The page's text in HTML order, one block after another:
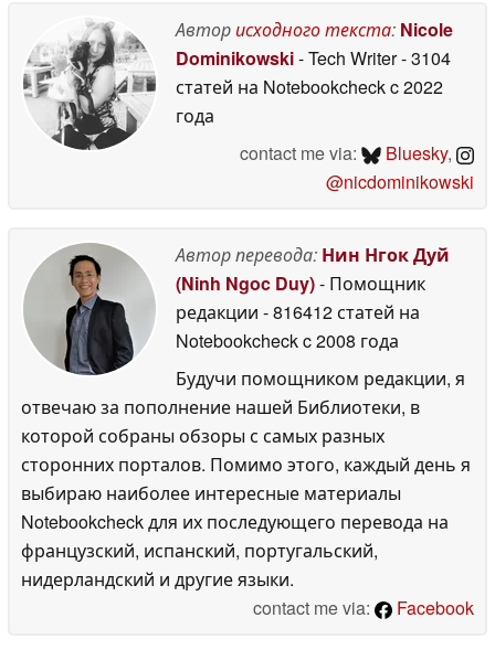
Авторисходного текста: Nicole
Dominikowski- Tech Writer- 3104
статей на Notebookcheckc 2022
года
contact me via:
Bluesky,
@nicdominikowski
Автор перевода: Нин Нгок Дуй
(Ninh Ngoc Duy)- Помощник
редакции - 816412 статей на
Notebookcheckc 2008 года
Будучи помощником редакции, я
отвечаю за пополнение нашей Библиотеки, в
которой собраны обзоры с самых разных
сторонних порталов. Помимо этого, каждый день я
выбираю наиболее интересные материалы
Notebookcheck для их последующего перевода на
французский, испанский, португальский,
нидерландский и другие языки.
contact me via:
Facebook